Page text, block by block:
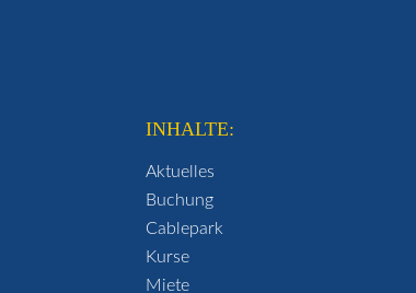
INHALTE:
Aktuelles
Buchung
Cablepark
Kurse
Miete